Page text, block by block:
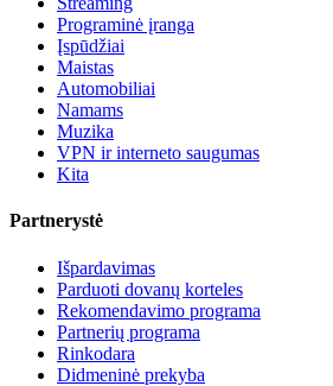
Programinė įranga
Įspūdžiai
Maistas
Automobiliai
Namams
Muzika
VPN ir interneto saugumas
Kita
Partnerystė
Išpardavimas
Parduoti dovanų korteles
Rekomendavimo programa
Partnerių programa
Rinkodara
Didmeninė prekyba